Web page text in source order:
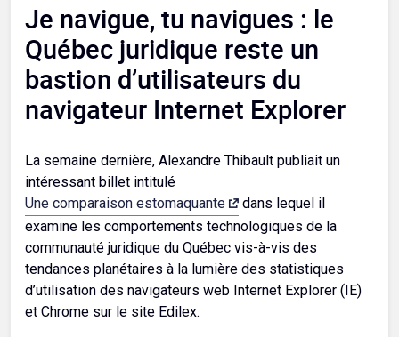
Je navigue, tu navigues : le
Québec juridique reste un
bastion d’utilisateurs du
navigateur Internet Explorer
La semaine dernière, Alexandre Thibault publiait un
intéressant billet intitulé
Une comparaison estomaquante
dans lequel il
examine les comportements technologiques de la
communauté juridique du Québec vis-à-vis des
tendances planétaires à la lumière des statistiques
d’utilisation des navigateurs web Internet Explorer (IE)
et Chrome sur le site Edilex.